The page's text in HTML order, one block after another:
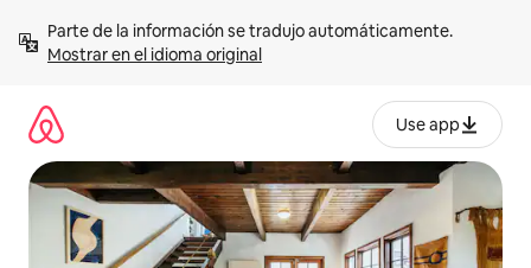
contenidoMostrar en el idioma original
Use app